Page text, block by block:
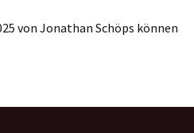
von Jonathan Schöps können